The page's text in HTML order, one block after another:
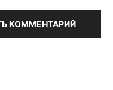
КОММЕНТАРИЙ